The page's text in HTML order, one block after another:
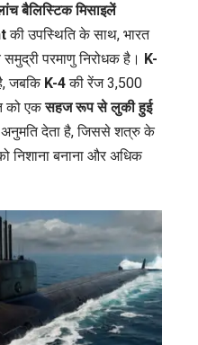
बैलिस्टिक मिसाइलें
की उपस्थिति के साथ, भारत
परमाणु निरोधक है। K-
जबकि K-4की रेंज 3,500
को एकसहज रूप से लुकी हुई
देता है, जिससे शत्रु के
निशाना बनाना और अधिक